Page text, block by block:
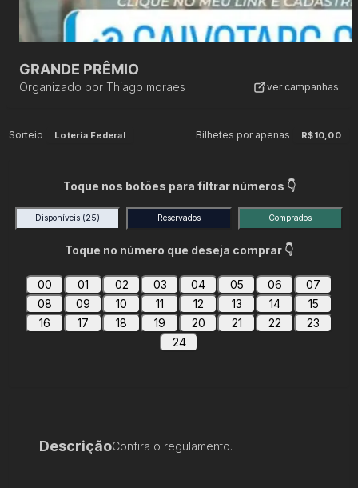
GRANDE PRÊMIO
Organizado por Thiago moraes ver campanhas
Sorteio Loteria Federal Bilhetes por apenas R$10,00
Toque nos botões para filtrar números 👇
Disponíveis (25) Reservados Comprados
Toque no número que deseja comprar 👇
00 01 02 03 04 05 06
07
08
09 10 11 12 13 14
15
16
17 18 19 20 21 22
23
24
DescriçãoConfira o regulamento.